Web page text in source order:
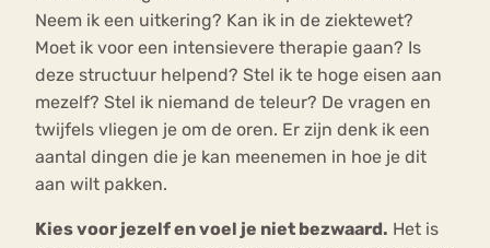
Neem ik een uitkering? Kan ik in de ziektewet?
Moet ik voor een intensievere therapie gaan? Is
deze structuur helpend? Stel ik te hoge eisen aan
mezelf? Stel ik niemand de teleur? De vragen en
twijfels vliegen je om de oren. Er zijn denk ik een
aantal dingen die je kan meenemen in hoe je dit
aan wilt pakken.
Kies voor jezelf en voel je niet bezwaard. Het is